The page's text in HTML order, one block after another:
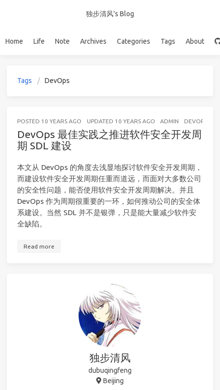
独步清风's Blog
Home Life Note Archives Categories Tags About
Tags DevOps
POSTED 10 YEARS AGO UPDATED 10 YEARS AGO ADMIN DEVOPS
DevOps 最佳实践之推进软件安全开发周
期 SDL 建设
本文从 DevOps 的角度去浅显地探讨软件安全开发周期，
而建设软件安全开发周期任重而道远，而面对大多数公司
的安全性问题，能否使用软件安全开发周期解决。并且
DevOps 作为周期很重要的一环，如何推动公司的安全体
系建设。当然 SDL 并不是银弹，只是能大量减少软件安
全缺陷。
Read more
独步清风
dubuqingfeng
Beijing